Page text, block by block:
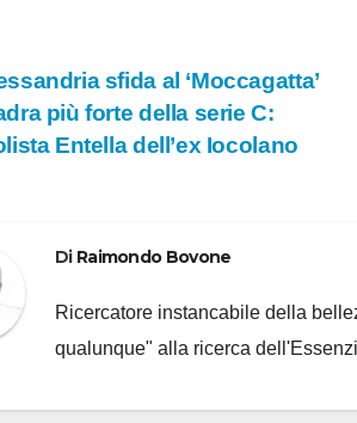
sfida al ‘Moccagatta’
più forte della serie C:
Entella dell’ex Iocolano
Di Raimondo Bovone
Ricercatore instancabile della
qualunque" alla ricerca